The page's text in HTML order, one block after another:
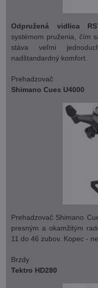
Odpružená vidlica
systémom pruženia, čím
stáva veľmi
nadštandardný komfort.
Prehadzovač
Shimano Cues U4000
Prehadzovač Shimano
presným a okamžitým
11 do 46 zubov. Kopec -
Brzdy
Tektro HD280